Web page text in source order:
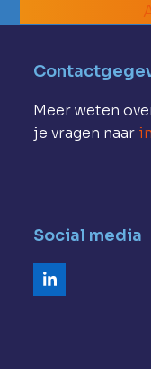
Meer weten
je vragen naar
Social media
LinkedIn